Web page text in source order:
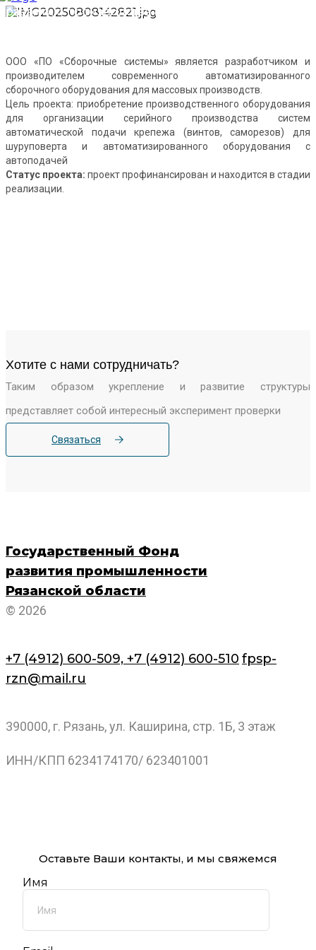
развитию производства комплектующих для
ООО «ПО «Сборочные системы» является разработчиком и
производителем современного автоматизированного
сборочного оборудования для массовых производств.
Цель проекта: приобретение производственного оборудования
для организации серийного производства систем
автоматической подачи крепежа (винтов, саморезов) для
шуруповерта и автоматизированного оборудования с
автоподачей
Статус проекта: проект профинансирован и находится в стадии
реализации.
Хотите c нами сотрудничать?
Таким образом укрепление и развитие структуры
представляет собой интересный эксперимент проверки
Связаться
Государственный Фонд
развития промышленности
Рязанской области
© 2026
+7 (4912) 600-509, +7 (4912) 600-510 fpsp-
rzn@mail.ru
390000, г. Рязань, ул. Каширина, стр. 1Б, 3 этаж
ИНН/КПП 6234174170/ 623401001
Оставьте Ваши контакты, и мы свяжемся
Имя